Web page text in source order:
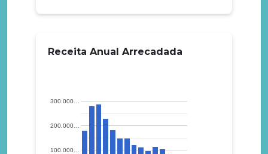
Receita Anual Arrecadada
100.000…
200.000…
300.000…